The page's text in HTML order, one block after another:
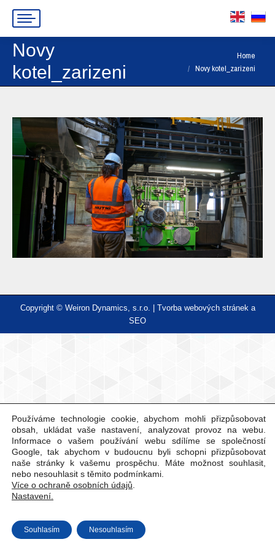
Novy
kotel_zarizeni
Home
Novy kotel_zarizeni
Copyright © Weiron Dynamics, s.r.o. | Tvorba webových stráneka
SEO
Používáme technologie cookie, abychom mohli přizpůsobovat
obsah, ukládat vaše nastavení, analyzovat provoz na webu.
Informace o vašem používání webu sdílíme se společností
Google, tak abychom v budoucnu byli schopni přizpůsobovat
naše stránky k vašemu prospěchu. Máte možnost souhlasit,
nebo nesouhlasit s těmito podmínkami.
Více o ochraně osobních údajů
Nastavení.
Souhlasím Nesouhlasím